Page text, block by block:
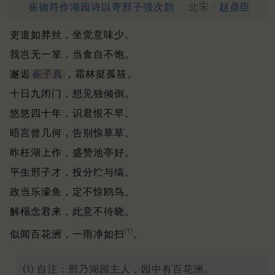
崔德符作湖园诗以寄邢子强次韵 北宋 · 赵鼎臣
吏道如棼丝，坐觉意味少。
我岂无一箪，当食自不饱。
邂逅 崔子真
，霜林挺孤筱。
十日九闭门，想见独倾倒。
悠悠四十年，识君恨不早。
晤言曾几何，告别惊草草。
昨枉湖上作，盛赞池亭好。
平生邢子才，投分纻与缟。
政当乐濠鱼，定不惊鸥鸟。
解榻念君来，此意不待晓。
似闻百花洲，一雨净如扫 ⑴ 。
⑴ 自注：邢乃湖园主人，园中有百花洲。